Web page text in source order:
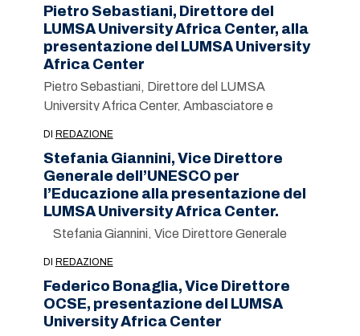
Pietro Sebastiani, Direttore del
LUMSA University Africa Center, alla
presentazione del LUMSA University
Africa Center
Pietro Sebastiani, Direttore del LUMSA
University Africa Center, Ambasciatore e
DI REDAZIONE
Stefania Giannini, Vice Direttore
Generale dell’UNESCO per
l’Educazione alla presentazione del
LUMSA University Africa Center.
Stefania Giannini, Vice Direttore Generale
DI REDAZIONE
Federico Bonaglia, Vice Direttore
OCSE, presentazione del LUMSA
University Africa Center